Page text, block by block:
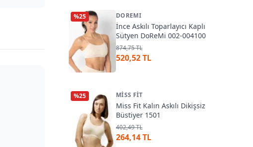
%25 DOREMI
İnce Askılı Toparlayıcı Kaplı
Sütyen DoReMi 002-004100
874,75 TL
520,52 TL
%25 MISS FIT
Miss Fit Kalın Askılı Dikişsiz
Büstiyer 1501
402,49 TL
264,14 TL